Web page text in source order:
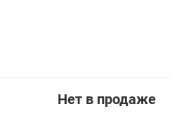
Нет в продаже